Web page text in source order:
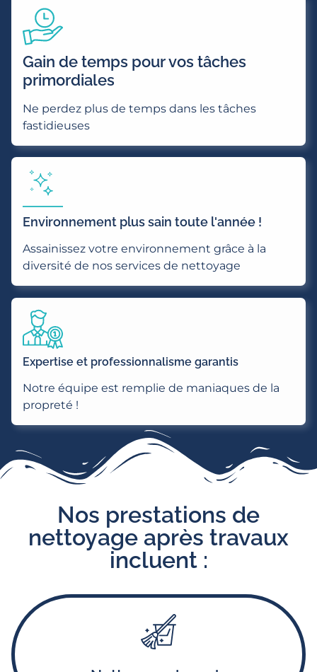
Gain de temps pour vos tâches
primordiales
Ne perdez plus de temps dans les tâches
fastidieuses
Environnement plus sain toute l'année !
Assainissez votre environnement grâce à la
diversité de nos services de nettoyage
Expertise et professionnalisme garantis
Notre équipe est remplie de maniaques de la
propreté !
Nos prestations de
nettoyage après travaux
incluent :
Aspiration et décapage des sols, traitement des